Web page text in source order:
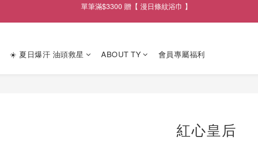
單筆滿$2900享【 免運遞送 】
☀️ 夏日爆汗 油頭救星 ABOUT TY 會員專屬福利
紅心皇后